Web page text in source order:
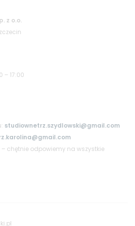
z o.o.
– 17:00
studiownetrz.szydlowski@gmail.com
chętnie odpowiemy na wszystkie